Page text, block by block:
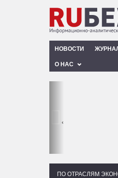
НОВОСТИ
О НАС
‹
ПО ОТРАСЛЯМ